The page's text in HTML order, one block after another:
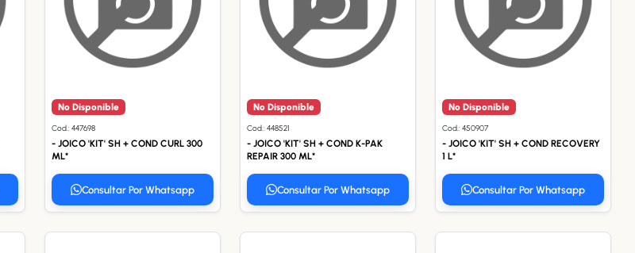
No Disponible
Cod.: 447698
- JOICO 'KIT' SH + COND CURL 300
ML*
Consultar Por Whatsapp
No Disponible
Cod.: 448521
- JOICO 'KIT' SH + COND K-PAK
REPAIR 300 ML*
Consultar Por Whatsapp
No Disponible
Cod.: 450907
- JOICO 'KIT' SH + COND RECOVERY
1 L*
Consultar Por Whatsapp